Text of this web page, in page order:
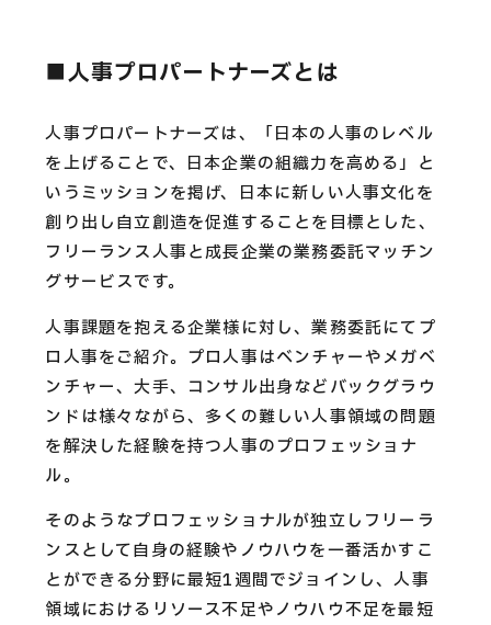
■人事プロパートナーズとは
人事プロパートナーズは、「日本の人事のレベル
を上げることで、日本企業の組織力を高める」と
いうミッションを掲げ、日本に新しい人事文化を
創り出し自立創造を促進することを目標とした、
フリーランス人事と成長企業の業務委託マッチン
グサービスです。
人事課題を抱える企業様に対し、業務委託にてプ
ロ人事をご紹介。プロ人事はベンチャーやメガベ
ンチャー、大手、コンサル出身などバックグラウ
ンドは様々ながら、多くの難しい人事領域の問題
を解決した経験を持つ人事のプロフェッショナ
ル。
そのようなプロフェッショナルが独立しフリーラ
ンスとして自身の経験やノウハウを一番活かすこ
とができる分野に最短1週間でジョインし、人事
領域におけるリソース不足やノウハウ不足を最短